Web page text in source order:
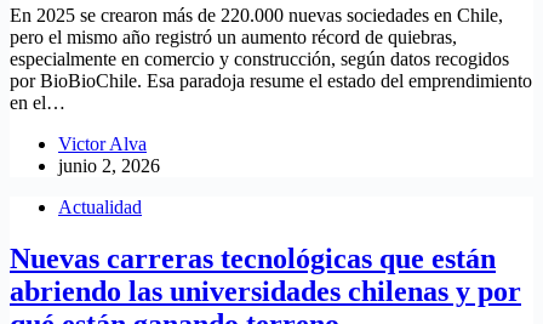
En 2025 se crearon más de 220.000 nuevas sociedades en Chile,
pero el mismo año registró un aumento récord de quiebras,
especialmente en comercio y construcción, según datos recogidos
por BioBioChile. Esa paradoja resume el estado del emprendimiento
en el…
Victor Alva
junio 2, 2026
Actualidad
Nuevas carreras tecnológicas que están
abriendo las universidades chilenas y por